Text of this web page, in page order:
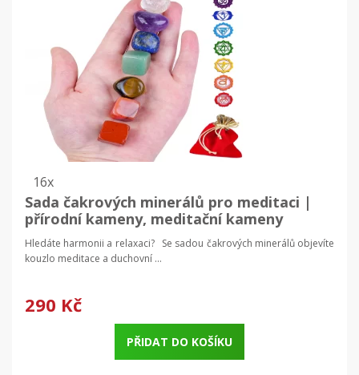
16x
Sada čakrových minerálů pro meditaci |
přírodní kameny, meditační kameny
Hledáte harmonii a relaxaci? Se sadou čakrových minerálů objevíte
kouzlo meditace a duchovní ...
290 Kč
PŘIDAT DO KOŠÍKU